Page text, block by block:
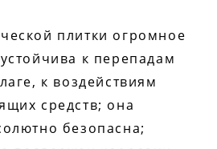
плитки огромное
к перепадам
к воздействиям
средств; она
безопасна;